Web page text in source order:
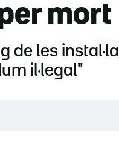
mort
de les
il·legal"